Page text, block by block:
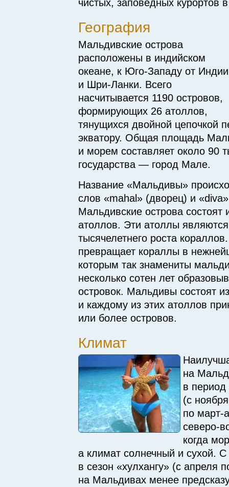
чистых, заповедных курортов
География
Мальдивские острова
расположены в индийском
океане, к Юго-Западу от Индии
и Шри-Ланки. Всего
насчитывается 1190 островов,
формирующих 26 атоллов,
тянущихся двойной цепочкой
экватору. Общая площадь
и морем составляет около 90
государства — город Мале.
Название «Мальдивы»
слов «mahal» (дворец) и
Мальдивские острова состоят
атоллов. Эти атоллы являются
тысячелетнего роста
превращает кораллы в
которым так знамениты
несколько сотен лет
островок. Мальдивы состоят
и каждому из этих атоллов
или более островов.
Климат
на
в период
(с
по март-
северо-
когда
а климат солнечный и сухой.
в сезон «хулхангу» (с апреля
на Мальдивах менее